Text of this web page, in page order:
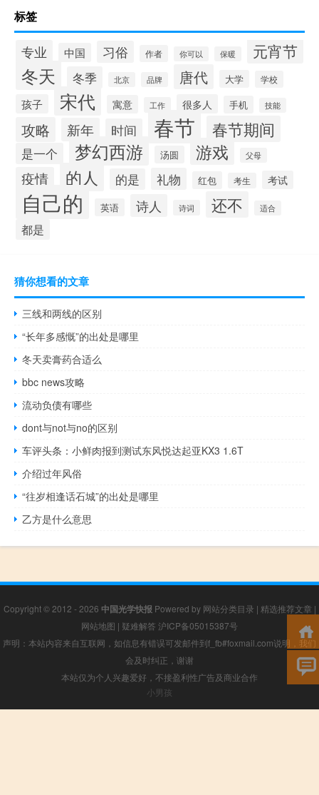
标签
专业 中国 习俗 作者 你可以 保暖 元宵节
冬天 冬季 北京 品牌 唐代 大学 学校
孩子 宋代 寓意 工作 很多人 手机 技能
攻略 新年 时间 春节 春节期间
是一个 梦幻西游 汤圆 游戏 父母
疫情 的人 的是 礼物 红包 考生 考试
自己的 英语 诗人 诗词 还不 适合
都是
猜你想看的文章
三线和两线的区别
“长年多感慨”的出处是哪里
冬天卖膏药合适么
bbc news攻略
流动负债有哪些
dont与not与no的区别
车评头条：小鲜肉报到测试东风悦达起亚KX3 1.6T
介绍过年风俗
“往岁相逢话石城”的出处是哪里
乙方是什么意思
Copyright © 2012 - 2026 中国光学快报 Powered by 网站分类目录 | 精选推荐文章 |
网站地图 | 疑难解答 沪ICP备05015387号
声明：本站内容来自互联网，如信息有错误可发邮件到f_fb#foxmail.com说明，我们
会及时纠正，谢谢
本站仅为个人兴趣爱好，不接盈利性广告及商业合作
小男孩